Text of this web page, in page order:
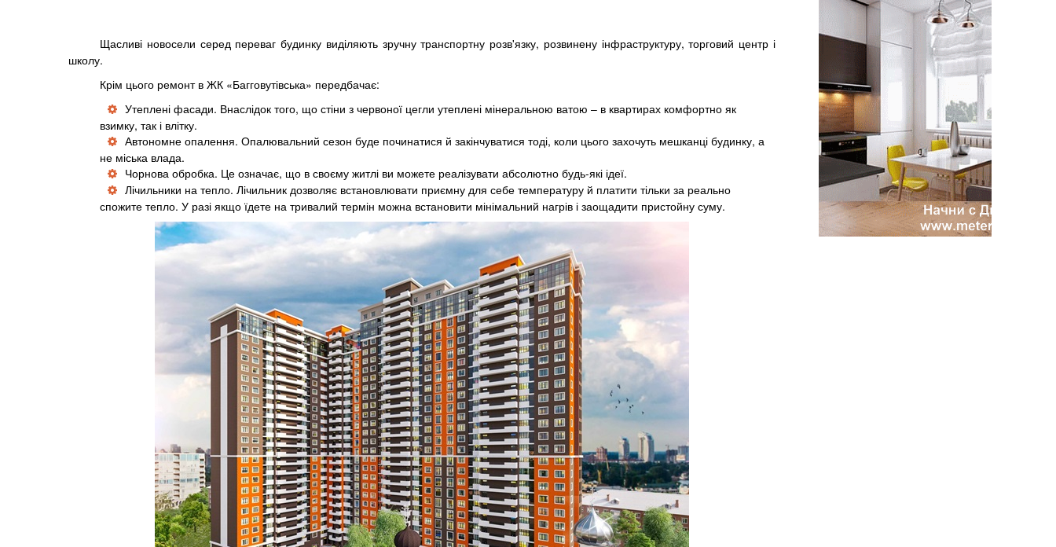
Щасливі новосели серед переваг будинку виділяють зручну транспортну розв'язку, розвинену інфраструктуру, торговий центр і
школу.
Крім цього ремонт в ЖК «Багговутівська» передбачає:
Утеплені фасади. Внаслідок того, що стіни з червоної цегли утеплені мінеральною ватою – в квартирах комфортно як
взимку, так і влітку.
Автономне опалення. Опалювальний сезон буде починатися й закінчуватися тоді, коли цього захочуть мешканці будинку, а
не міська влада.
Чорнова обробка. Це означає, що в своєму житлі ви можете реалізувати абсолютно будь-які ідеї.
Лічильники на тепло. Лічильник дозволяє встановлювати приємну для себе температуру й платити тільки за реально
спожите тепло. У разі якщо їдете на тривалий термін можна встановити мінімальний нагрів і заощадити пристойну суму.